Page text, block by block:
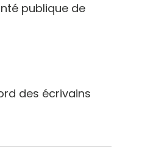
publique de
des écrivains